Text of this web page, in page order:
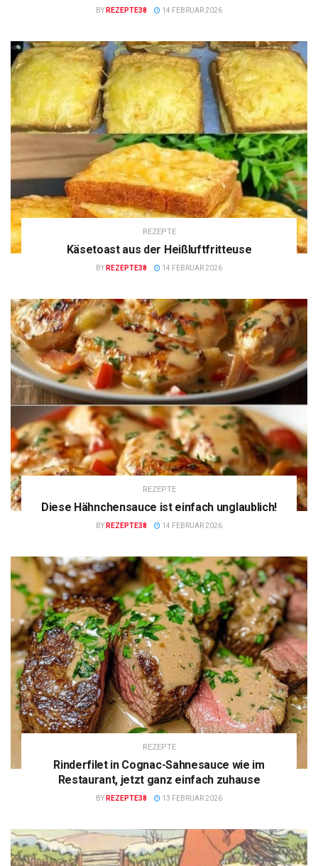
BY REZEPTE38 14 FEBRUAR 2026
REZEPTE
Käsetoast aus der Heißluftfritteuse
BY REZEPTE38 14 FEBRUAR 2026
REZEPTE
Diese Hähnchensauce ist einfach unglaublich!
BY REZEPTE38 14 FEBRUAR 2026
REZEPTE
Rinderfilet in Cognac-Sahnesauce wie im
Restaurant, jetzt ganz einfach zuhause
BY REZEPTE38 13 FEBRUAR 2026